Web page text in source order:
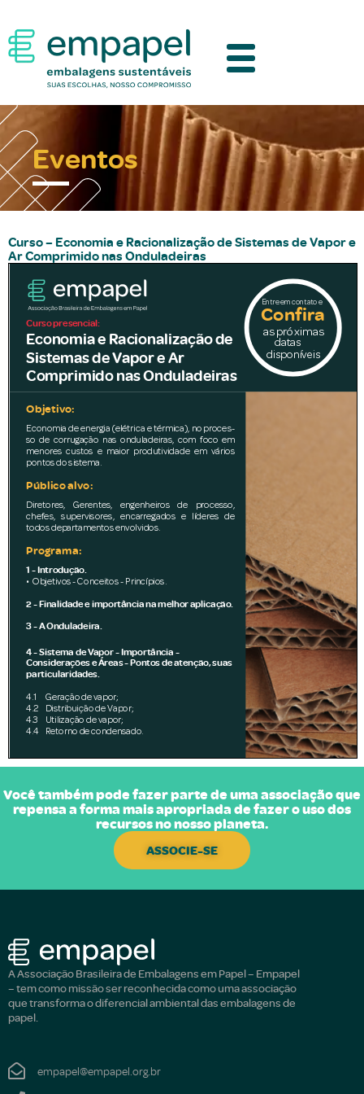
Eventos
Curso – Economia e Racionalização de Sistemas de Vapor e
Ar Comprimido nas Onduladeiras
Você também pode fazer parte de uma associação que
repensa a forma mais apropriada de fazer o uso dos
recursos no nosso planeta.
ASSOCIE-SE
A Associação Brasileira de Embalagens em Papel – Empapel
– tem como missão ser reconhecida como uma associação
que transforma o diferencial ambiental das embalagens de
papel.
empapel@empapel.org.br